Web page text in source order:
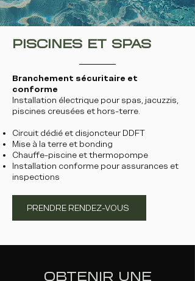
PISCINES ET SPAS
Branchement sécuritaire et
conforme
Installation électrique pour spas, jacuzzis,
piscines creusées et hors-terre.
Circuit dédié et disjoncteur DDFT
Mise à la terre et bonding
Chauffe-piscine et thermopompe
Installation conforme pour assurances et
inspections
PRENDRE RENDEZ-VOUS
OBTENIR UNE